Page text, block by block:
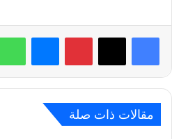
بينتيريست
مقالات ذات صلة